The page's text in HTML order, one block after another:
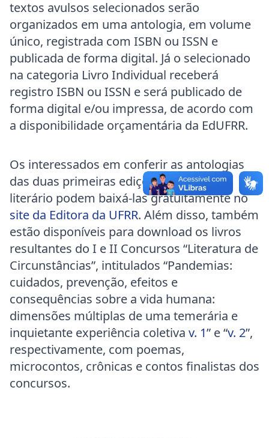
textos avulsos selecionados serão
organizados em uma antologia, em volume
único, registrada com ISBN ou ISSN e
publicada de forma digital. Já o selecionado
na categoria Livro Individual receberá
registro ISBN ou ISSN e será publicado de
forma digital e/ou impressa, de acordo com
a disponibilidade orçamentária da EdUFRR.
Os interessados em conferir as antologias
das duas primeiras edições do concurso
literário podem baixá-las gratuitamente no
site da Editora da UFRR. Além disso, também
estão disponíveis para download os livros
resultantes do I e II Concursos “Literatura de
Circunstâncias”, intitulados “Pandemias:
cuidados, prevenção, efeitos e
consequências sobre a vida humana:
dimensões múltiplas de uma temerária e
inquietante experiência coletiva v. 1” e “v. 2”,
respectivamente, com poemas,
microcontos, crônicas e contos finalistas dos
concursos.